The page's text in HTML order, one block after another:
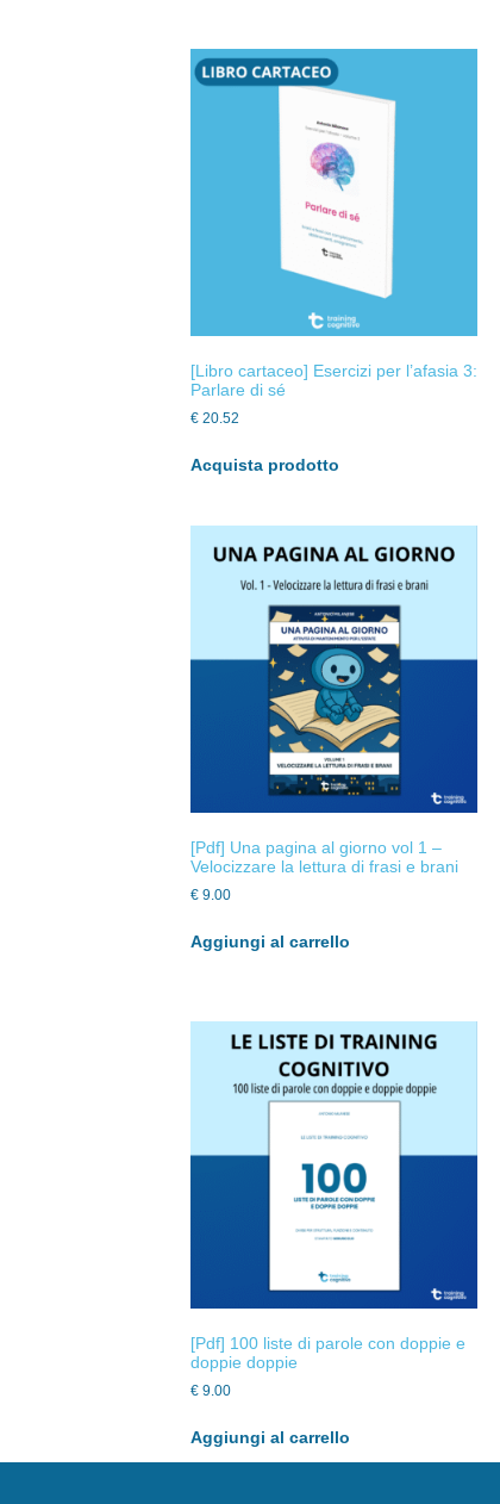
[Libro cartaceo] Esercizi per l’afasia 3:
Parlare di sé
€ 20.52
Acquista prodotto
[Pdf] Una pagina al giorno vol 1 –
Velocizzare la lettura di frasi e brani
€ 9.00
Aggiungi al carrello
[Pdf] 100 liste di parole con doppie e
doppie doppie
€ 9.00
Aggiungi al carrello